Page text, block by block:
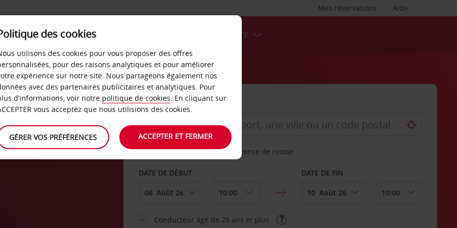
Aide
Mes réservations
SERVICES &
LOCATION
LIBRE-SERVICE
AGENCE DE DÉPART
Sélectionnez une autre agence de retour
DATE DE DÉBUT DATE DE FIN
Conducteur âgé de 25 ans et plus
des cookies
utilisons des cookies pour vous proposer des offres
pour des raisons analytiques et pour améliorer
expérience sur notre site. Nous partageons également nos
avec des partenaires publicitaires et analytiques. Pour
d’informations, voir notre politique de cookies. En cliquant sur
vous acceptez que nous utilisions des cookies.
GÉRER VOS PRÉFÉRENCES ACCEPTER ET FERMER